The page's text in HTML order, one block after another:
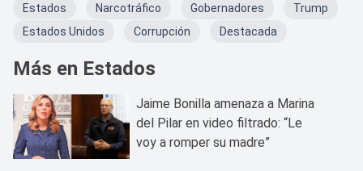
Estados Narcotráfico Gobernadores
Trump
Estados Unidos
Corrupción Destacada
Más en Estados
Jaime Bonilla amenaza a Marina
del Pilar en video filtrado: “Le
voy a romper su madre”